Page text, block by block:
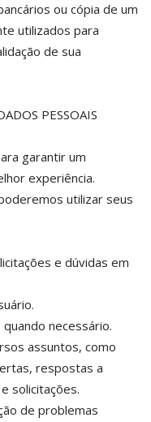
ou cópia de um
utilizados para
de sua
PESSOAIS
garantir um
experiência.
utilizar seus
e dúvidas em
necessário.
assuntos, como
respostas a
solicitações.
de problemas